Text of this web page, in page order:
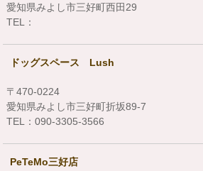
愛知県みよし市三好町西田29
TEL：
ドッグスペース Lush
〒470-0224
愛知県みよし市三好町折坂89-7
TEL：090-3305-3566
PeTeMo三好店